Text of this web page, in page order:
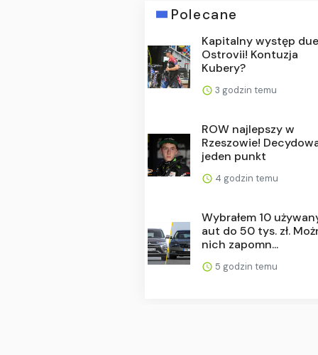
Polecane
Kapitalny występ
Ostrovii! Kontuzja
Kubery?
3 godzin temu
ROW najlepszy w
Rzeszowie!
jeden punkt
4 godzin temu
Wybrałem 10
aut do 50 tys. zł.
nich zapomn...
5 godzin temu